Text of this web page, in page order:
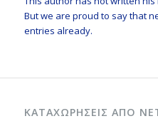
But we are proud to say that
entries already.
ΚΑΤΑΧΩΡΗΣΕΙΣ ΑΠΟ